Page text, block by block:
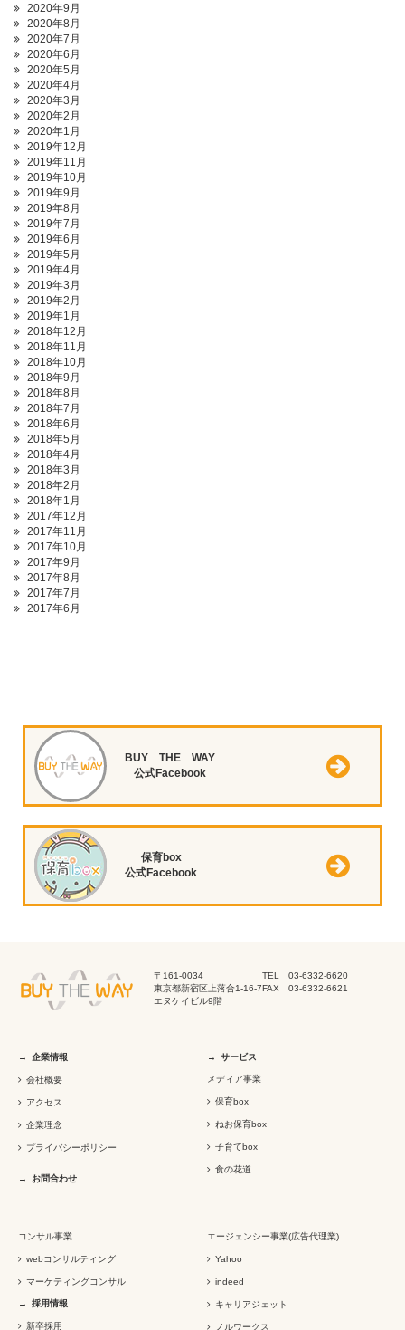
2020年9月
2020年8月
2020年7月
2020年6月
2020年5月
2020年4月
2020年3月
2020年2月
2020年1月
2019年12月
2019年11月
2019年10月
2019年9月
2019年8月
2019年7月
2019年6月
2019年5月
2019年4月
2019年3月
2019年2月
2019年1月
2018年12月
2018年11月
2018年10月
2018年9月
2018年8月
2018年7月
2018年6月
2018年5月
2018年4月
2018年3月
2018年2月
2018年1月
2017年12月
2017年11月
2017年10月
2017年9月
2017年8月
2017年7月
2017年6月
BUY THE WAY
公式Facebook
保育box
公式Facebook
〒161-0034
東京都新宿区上落合1-16-7
エヌケイビル9階
TEL 03-6332-6620
FAX 03-6332-6621
企業情報
会社概要
アクセス
企業理念
プライバシーポリシー
お問合わせ
サービス
メディア事業
保育box
ねお保育box
子育てbox
食の花道
コンサル事業
webコンサルティング
マーケティングコンサル
エージェンシー事業(広告代理業)
Yahoo
indeed
キャリアジェット
ノルワークス
採用情報
新卒採用